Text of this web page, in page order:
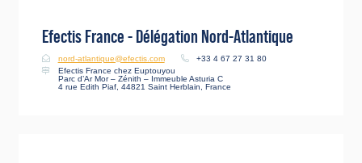
Efectis France - Délégation Nord-Atlantique
nord-atlantique@efectis.com
+33 4 67 27 31 80
Efectis France chez Euptouyou
Parc d’Ar Mor – Zénith – Immeuble Asturia C
4 rue Edith Piaf, 44821 Saint Herblain, France